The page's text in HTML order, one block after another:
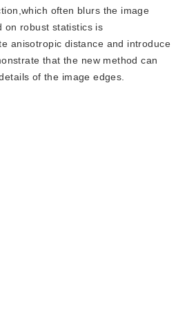
often blurs the image
on robust statistics is
anisotropic distance and introduce
that the new method can
of the image edges.